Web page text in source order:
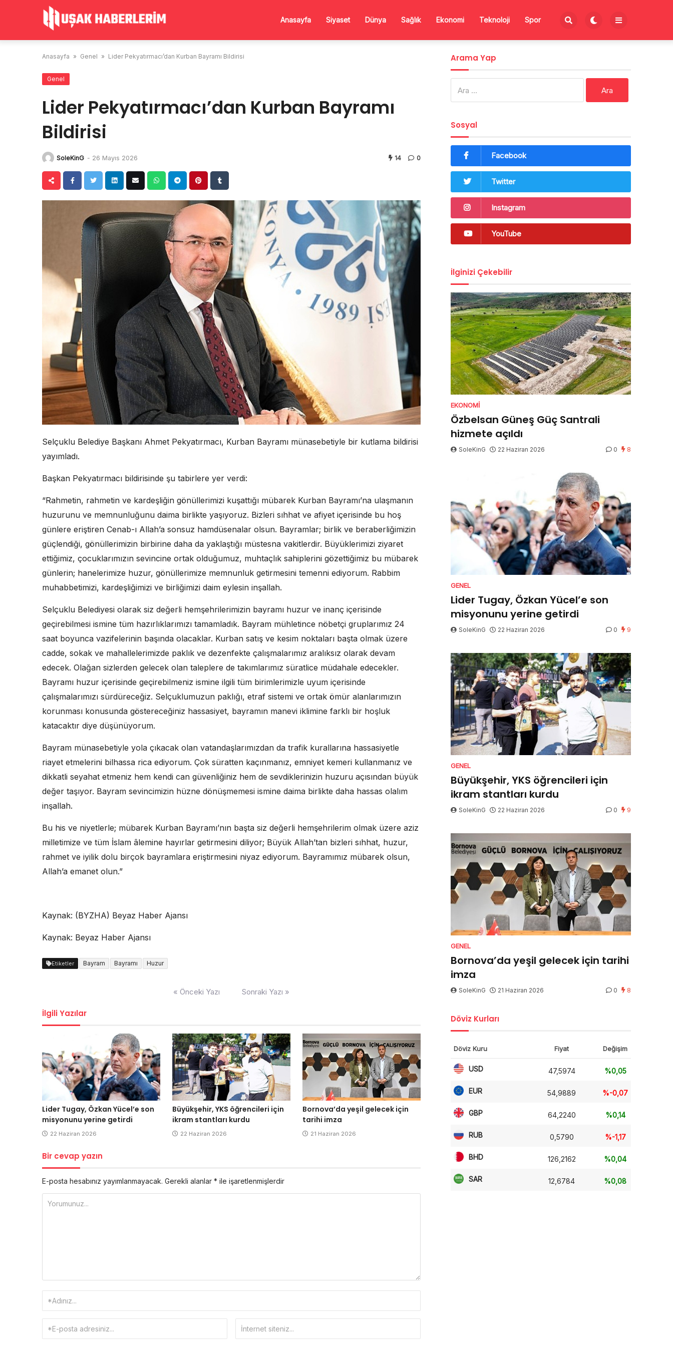
Anasayfa Siyaset Dünya Sağlık Ekonomi Teknoloji Spor
Anasayfa » Genel » Lider Pekyatırmacı’dan Kurban Bayramı Bildirisi
Genel
Lider Pekyatırmacı’dan Kurban Bayramı
Bildirisi
SoleKinG - 26 Mayıs 2026 14 0
Selçuklu Belediye Başkanı Ahmet Pekyatırmacı, Kurban Bayramı münasebetiyle bir kutlama bildirisi
yayımladı.
Başkan Pekyatırmacı bildirisinde şu tabirlere yer verdi:
“Rahmetin, rahmetin ve kardeşliğin gönüllerimizi kuşattığı mübarek Kurban Bayramı’na ulaşmanın
huzurunu ve memnunluğunu daima birlikte yaşıyoruz. Bizleri sıhhat ve afiyet içerisinde bu hoş
günlere eriştiren Cenab-ı Allah’a sonsuz hamdüsenalar olsun. Bayramlar; birlik ve beraberliğimizin
güçlendiği, gönüllerimizin birbirine daha da yaklaştığı müstesna vakitlerdir. Büyüklerimizi ziyaret
ettiğimiz, çocuklarımızın sevincine ortak olduğumuz, muhtaçlık sahiplerini gözettiğimiz bu mübarek
günlerin; hanelerimize huzur, gönüllerimize memnunluk getirmesini temenni ediyorum. Rabbim
muhabbetimizi, kardeşliğimizi ve birliğimizi daim eylesin inşallah.
Selçuklu Belediyesi olarak siz değerli hemşehrilerimizin bayramı huzur ve inanç içerisinde
geçirebilmesi ismine tüm hazırlıklarımızı tamamladık. Bayram mühletince nöbetçi gruplarımız 24
saat boyunca vazifelerinin başında olacaklar. Kurban satış ve kesim noktaları başta olmak üzere
cadde, sokak ve mahallelerimizde paklık ve dezenfekte çalışmalarımız aralıksız olarak devam
edecek. Olağan sizlerden gelecek olan taleplere de takımlarımız süratlice müdahale edecekler.
Bayramı huzur içerisinde geçirebilmeniz ismine ilgili tüm birimlerimizle uyum içerisinde
çalışmalarımızı sürdüreceğiz. Selçuklumuzun paklığı, etraf sistemi ve ortak ömür alanlarımızın
korunması konusunda göstereceğiniz hassasiyet, bayramın manevi iklimine farklı bir hoşluk
katacaktır diye düşünüyorum.
Bayram münasebetiyle yola çıkacak olan vatandaşlarımızdan da trafik kurallarına hassasiyetle
riayet etmelerini bilhassa rica ediyorum. Çok süratten kaçınmanız, emniyet kemeri kullanmanız ve
dikkatli seyahat etmeniz hem kendi can güvenliğiniz hem de sevdiklerinizin huzuru açısından büyük
değer taşıyor. Bayram sevincimizin hüzne dönüşmemesi ismine daima birlikte daha hassas olalım
inşallah.
Bu his ve niyetlerle; mübarek Kurban Bayramı’nın başta siz değerli hemşehrilerim olmak üzere aziz
milletimize ve tüm İslam âlemine hayırlar getirmesini diliyor; Büyük Allah’tan bizleri sıhhat, huzur,
rahmet ve iyilik dolu birçok bayramlara eriştirmesini niyaz ediyorum. Bayramımız mübarek olsun,
Allah’a emanet olun.”
Kaynak: (BYZHA) Beyaz Haber Ajansı
Kaynak: Beyaz Haber Ajansı
Etiketler Bayram Bayramı Huzur
« Önceki Yazı Sonraki Yazı »
İlgili Yazılar
Lider Tugay, Özkan Yücel’e son
misyonunu yerine getirdi
22 Haziran 2026
Büyükşehir, YKS öğrencileri için
ikram stantları kurdu
22 Haziran 2026
Bornova’da yeşil gelecek için
tarihi imza
21 Haziran 2026
Bir cevap yazın
E-posta hesabınız yayımlanmayacak. Gerekli alanlar * ile işaretlenmişlerdir
Arama Yap
Sosyal
Facebook
Twitter
Instagram
YouTube
İlginizi Çekebilir
EKONOMI
Özbelsan Güneş Güç Santrali
hizmete açıldı
SoleKinG 22 Haziran 2026 0 8
GENEL
Lider Tugay, Özkan Yücel’e son
misyonunu yerine getirdi
SoleKinG 22 Haziran 2026 0 9
GENEL
Büyükşehir, YKS öğrencileri için
ikram stantları kurdu
SoleKinG 22 Haziran 2026 0 9
GENEL
Bornova’da yeşil gelecek için tarihi
imza
SoleKinG 21 Haziran 2026 0 8
Döviz Kurları
Döviz Kuru Fiyat Değişim
USD 47,5974 %0,05
EUR 54,9889 %-0,07
GBP 64,2240 %0,14
RUB 0,5790 %-1,17
BHD 126,2162 %0,04
SAR 12,6784 %0,08